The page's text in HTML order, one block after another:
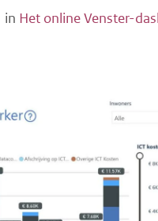
in Het online Venster-